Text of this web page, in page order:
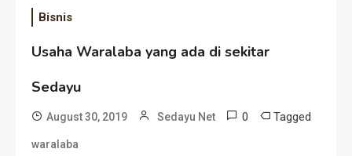
Bisnis
Usaha Waralaba yang ada di sekitar
Sedayu
August 30, 2019 Sedayu Net 0 Tagged
waralaba